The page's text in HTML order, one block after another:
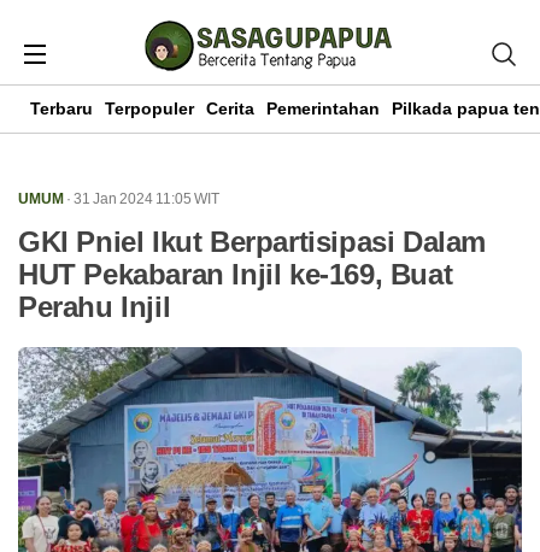
Terbaru Terpopuler Cerita Pemerintahan Pilkada papua
UMUM · 31 Jan 2024 11:05 WIT
GKI Pniel Ikut Berpartisipasi Dalam
HUT Pekabaran Injil ke-169, Buat
Perahu Injil